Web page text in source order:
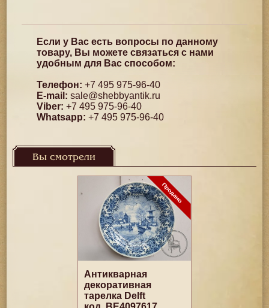
Если у Вас есть вопросы по данному
товару, Вы можете связаться с нами
удобным для Вас способом:
Телефон: +7 495 975-96-40
E-mail: sale@shebbyantik.ru
Viber: +7 495 975-96-40
Whatsapp: +7 495 975-96-40
Вы смотрели
Антикварная
декоративная
тарелка Delft